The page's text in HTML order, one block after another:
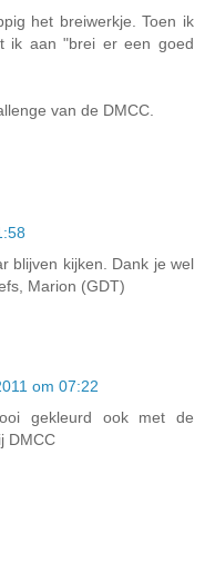
het breiwerkje. Toen ik
ik aan "brei er een goed
van de DMCC.
blijven kijken. Dank je wel
Marion (GDT)
om 07:22
gekleurd ook met de
DMCC